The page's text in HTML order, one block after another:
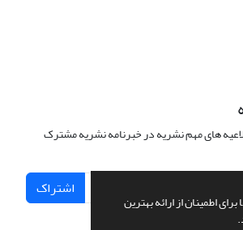
اطمینان از ارائه بهترین
های مهم نشریه در خبرنامه نشریه مشترک
اشتراک